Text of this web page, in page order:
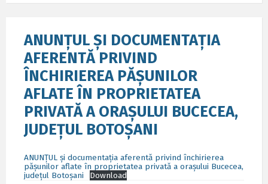
ANUNȚUL ȘI DOCUMENTAȚIA
AFERENTĂ PRIVIND
ÎNCHIRIEREA PĂȘUNILOR
AFLATE ÎN PROPRIETATEA
PRIVATĂ A ORAȘULUI BUCECEA,
JUDEȚUL BOTOȘANI
ANUNȚUL și documentația aferentă privind închirierea
pășunilor aflate în proprietatea privată a orașului Bucecea,
județul Botoșani
Download